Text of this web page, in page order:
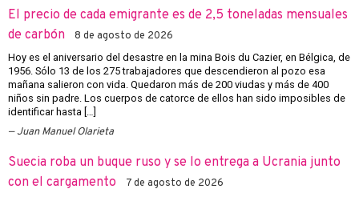
El precio de cada emigrante es de 2,5 toneladas mensuales
de carbón
8 de agosto de 2026
Hoy es el aniversario del desastre en la mina Bois du Cazier, en Bélgica, de
1956. Sólo 13 de los 275 trabajadores que descendieron al pozo esa
mañana salieron con vida. Quedaron más de 200 viudas y más de 400
niños sin padre. Los cuerpos de catorce de ellos han sido imposibles de
identificar hasta […]
Juan Manuel Olarieta
Suecia roba un buque ruso y se lo entrega a Ucrania junto
con el cargamento
7 de agosto de 2026